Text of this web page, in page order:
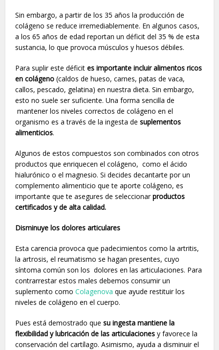
Sin embargo, a partir de los 35 años la producción de
colágeno se reduce irremediablemente. En algunos casos,
a los 65 años de edad reportan un déficit del 35 % de esta
sustancia, lo que provoca músculos y huesos débiles.
Para suplir este déficites importante incluir alimentos ricos
en colágeno (caldos de hueso, carnes, patas de vaca,
callos, pescado, gelatina) en nuestra dieta. Sin embargo,
esto no suele ser suficiente. Una forma sencilla de
mantener los niveles correctos de colágeno en el
organismo es a través de la ingesta desuplementos
alimenticios.
Algunos de estos compuestos son combinados con otros
productos que enriquecen el colágeno, como el ácido
hialurónico o el magnesio. Si decides decantarte por un
complemento alimenticio que te aporte colágeno, es
importante que te asegures de seleccionarproductos
certificados y de alta calidad.
Disminuye los dolores articulares
Esta carencia provoca que padecimientos como la artritis,
la artrosis, el reumatismo se hagan presentes, cuyo
síntoma común son los dolores en las articulaciones. Para
contrarrestar estos males debemos consumir un
suplemento comoColagenova que ayude restituir los
niveles de colágeno en el cuerpo.
Pues está demostrado quesu ingesta mantiene la
flexibilidad y lubricación de las articulaciones y favorece la
conservación del cartílago. Asimismo, ayuda a disminuir el